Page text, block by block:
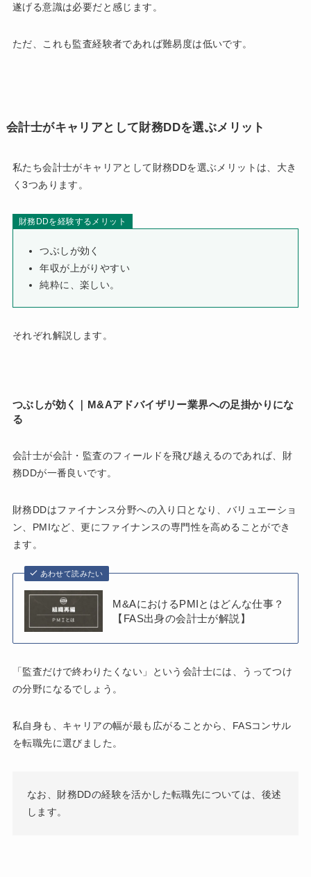
遂げる意識は必要だと感じます。
ただ、これも監査経験者であれば難易度は低いです。
会計士がキャリアとして財務DDを選ぶメリット
私たち会計士がキャリアとして財務DDを選ぶメリットは、大き
く3つあります。
財務DDを経験するメリット
つぶしが効く
年収が上がりやすい
純粋に、楽しい。
それぞれ解説します。
つぶしが効く｜M&Aアドバイザリー業界への足掛かりにな
る
会計士が会計・監査のフィールドを飛び越えるのであれば、財
務DDが一番良いです。
財務DDはファイナンス分野への入り口となり、バリュエーショ
ン、PMIなど、更にファイナンスの専門性を高めることができ
ます。
あわせて読みたい
M&AにおけるPMIとはどんな仕事？
【FAS出身の会計士が解説】
「監査だけで終わりたくない」という会計士には、うってつけ
の分野になるでしょう。
私自身も、キャリアの幅が最も広がることから、FASコンサル
を転職先に選びました。
なお、財務DDの経験を活かした転職先については、後述
します。